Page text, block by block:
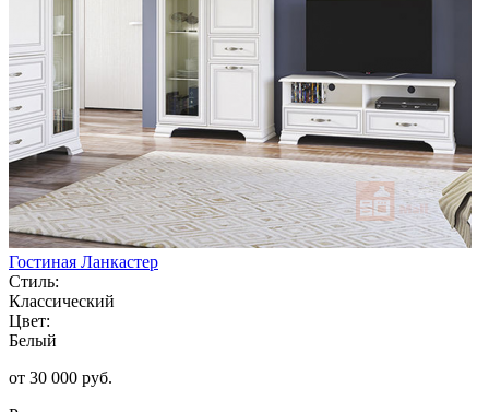
Гостиная Ланкастер
Стиль:
Классический
Цвет:
Белый
от 30 000 руб.